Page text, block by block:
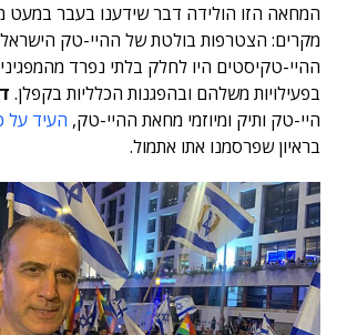
המחאה הזו הולידה דבר שידענו בעבר במעט
מקרים: הצטרפות בולטת של ההיי-טק
ההיי-טקיסטים היו לחלק בלתי נפרד
בפעילויות משלהם ובהפגנות הכלליות בקפלן.
היי-טק ותיק ומיוזמי מחאת ההיי-טק, העיד על
בראיון שפרסמנו אתו אתמול.